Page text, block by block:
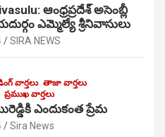
ఆంధ్రప్రదేశ్ అసెంబ్లీ
ఎమ్మెల్యే శ్రీనివాసులు
SIRA NEWS
వార్తలు తాజా వార్తలు
ప్రముఖ వార్తలు
ఎందుకంత ప్రేమ
Sira News